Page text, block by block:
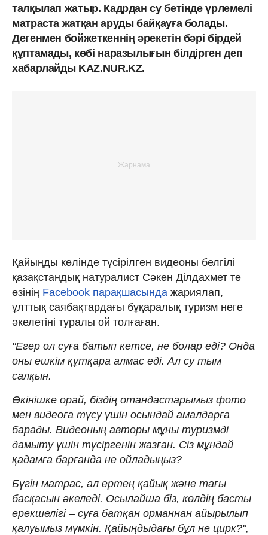
талқылап жатыр. Кадрдан су бетінде үрлемелі
матраста жатқан аруды байқауға болады.
Дегенмен бойжеткеннің әрекетін бәрі бірдей
құптамады, көбі наразылығын білдірген деп
хабарлайды KAZ.NUR.KZ.
Қайыңды көлінде түсірілген видеоны белгілі
қазақстандық натуралист Сәкен Ділдахмет те
өзінің Facebook парақшасында жариялап,
ұлттық саябақтардағы бұқаралық туризм неге
әкелетіні туралы ой толғаған.
"Егер ол суға батып кетсе, не болар еді? Онда
оны ешкім құтқара алмас еді. Ал су тым
салқын.
Өкінішке орай, біздің отандастарымыз фото
мен видеоға түсу үшін осындай амалдарға
барады. Видеоның авторы мұны туризмді
дамыту үшін түсіргенін жазған. Сіз мұндай
қадамға барғанда не ойладыңыз?
Бүгін матрас, ал ертең қайық және тағы
басқасын әкеледі. Осылайша біз, көлдің басты
ерекшелігі – суға батқан орманнан айырылып
қалуымыз мүмкін. Қайыңдыдағы бұл не цирк?",